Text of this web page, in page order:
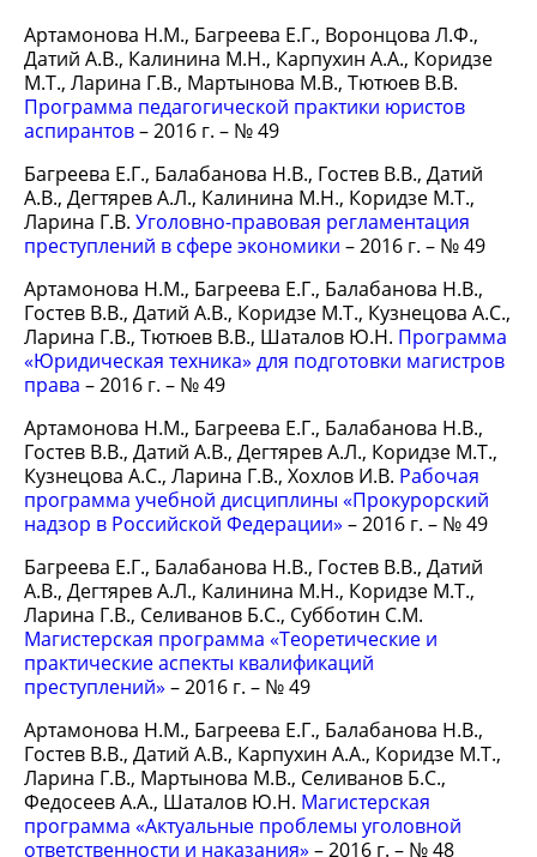
Артамонова Н.М., Багреева Е.Г., Воронцова Л.Ф.,
Датий А.В., Калинина М.Н., Карпухин А.А., Коридзе
М.Т., Ларина Г.В., Мартынова М.В., Тютюев В.В.
Программа педагогической практики юристов
аспирантов– 2016 г. – № 49
Багреева Е.Г., Балабанова Н.В., Гостев В.В., Датий
А.В., Дегтярев А.Л., Калинина М.Н., Коридзе М.Т.,
Ларина Г.В. Уголовно-правовая регламентация
преступлений в сфере экономики – 2016 г. – № 49
Артамонова Н.М., Багреева Е.Г., Балабанова Н.В.,
Гостев В.В., Датий А.В., Коридзе М.Т., Кузнецова А.С.,
Ларина Г.В., Тютюев В.В., Шаталов Ю.Н. Программа
«Юридическая техника» для подготовки магистров
права – 2016 г. – № 49
Артамонова Н.М., Багреева Е.Г., Балабанова Н.В.,
Гостев В.В., Датий А.В., Дегтярев А.Л., Коридзе М.Т.,
Кузнецова А.С., Ларина Г.В., Хохлов И.В. Рабочая
программа учебной дисциплины «Прокурорский
надзор в Российской Федерации» – 2016 г. – № 49
Багреева Е.Г., Балабанова Н.В., Гостев В.В., Датий
А.В., Дегтярев А.Л., Калинина М.Н., Коридзе М.Т.,
Ларина Г.В., Селиванов Б.С., Субботин С.М.
Магистерская программа «Теоретические и
практические аспекты квалификаций
преступлений» – 2016 г. – № 49
Артамонова Н.М., Багреева Е.Г., Балабанова Н.В.,
Гостев В.В., Датий А.В., Карпухин А.А., Коридзе М.Т.,
Ларина Г.В., Мартынова М.В., Селиванов Б.С.,
Федосеев А.А., Шаталов Ю.Н. Магистерская
программа «Актуальные проблемы уголовной
ответственности и наказания» – 2016 г. – № 48